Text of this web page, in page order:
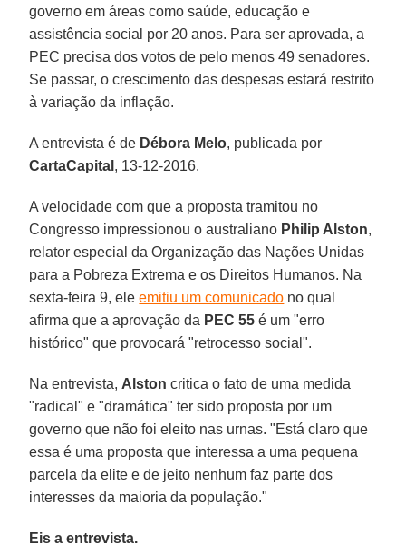
governo em áreas como saúde, educação e
assistência social por 20 anos. Para ser aprovada, a
PEC precisa dos votos de pelo menos 49 senadores.
Se passar, o crescimento das despesas estará restrito
à variação da inflação.
A entrevista é de Débora Melo, publicada por
CartaCapital , 13-12-2016.
A velocidade com que a proposta tramitou no
Congresso impressionou o australiano Philip Alston,
relator especial da Organização das Nações Unidas
para a Pobreza Extrema e os Direitos Humanos. Na
sexta-feira 9, eleemitiu um comunicado no qual
afirma que a aprovação da PEC 55 é um "erro
histórico" que provocará "retrocesso social".
Na entrevista, Alston critica o fato de uma medida
"radical" e "dramática" ter sido proposta por um
governo que não foi eleito nas urnas. "Está claro que
essa é uma proposta que interessa a uma pequena
parcela da elite e de jeito nenhum faz parte dos
interesses da maioria da população."
Eis a entrevista.